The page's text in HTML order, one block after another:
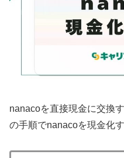
nanacoを直接現金に交換
の手順でnanacoを現金化